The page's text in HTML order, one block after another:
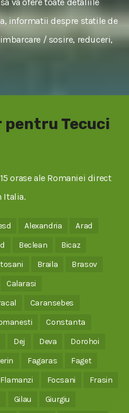
informatii despre statile de
/ sosire, reduceri,
Tecuci
orase ale Romaniei direct
Italia.
Alexandria
Arad
Beclean
Bicaz
Braila
Brasov
Calarasi
Caransebes
Constanta
Dej Deva
Dorohoi
Fagaras
Faget
Flamanzi Focsani
Frasin
Gilau
Giurgiu